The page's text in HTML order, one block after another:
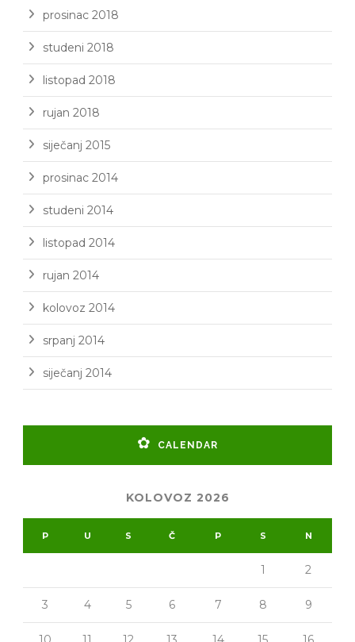
prosinac 2018
studeni 2018
listopad 2018
rujan 2018
siječanj 2015
prosinac 2014
studeni 2014
listopad 2014
rujan 2014
kolovoz 2014
srpanj 2014
siječanj 2014
CALENDAR
KOLOVOZ 2026
P U S Č P S N
1 2
3 4 5 6 7 8 9